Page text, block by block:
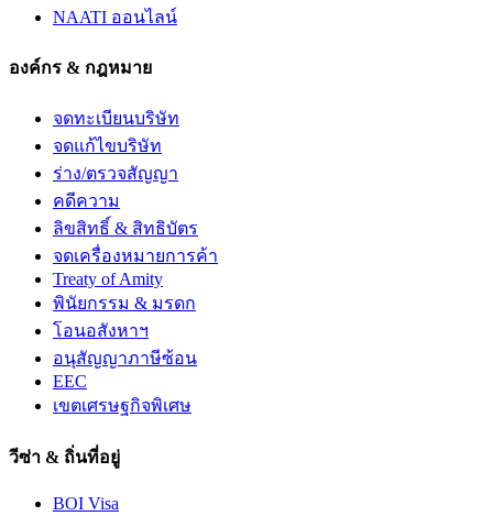
NAATI ออนไลน์
องค์กร & กฎหมาย
จดทะเบียนบริษัท
จดแก้ไขบริษัท
ร่าง/ตรวจสัญญา
คดีความ
ลิขสิทธิ์ & สิทธิบัตร
จดเครื่องหมายการค้า
Treaty of Amity
พินัยกรรม & มรดก
โอนอสังหาฯ
อนุสัญญาภาษีซ้อน
EEC
เขตเศรษฐกิจพิเศษ
วีซ่า & ถิ่นที่อยู่
BOI Visa